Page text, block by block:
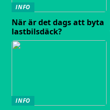
INFO
När är det dags att byta
lastbilsdäck?
INFO